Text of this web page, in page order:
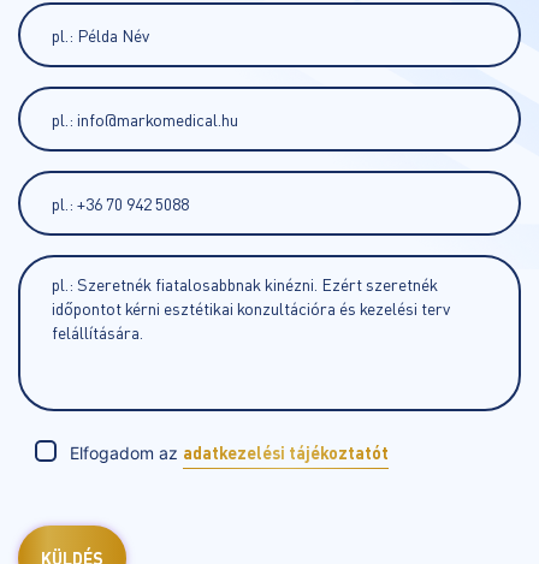
Elfogadom az adatkezelési tájékoztatót